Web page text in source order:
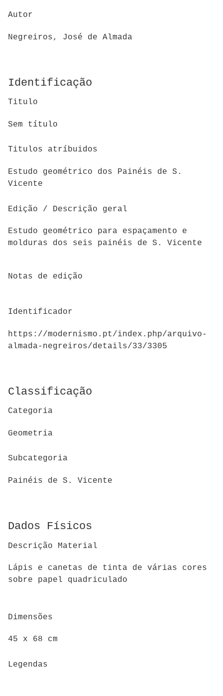
Autor
Negreiros, José de Almada
Identificação
Titulo
Sem título
Titulos atríbuidos
Estudo geométrico dos Painéis de S.
Vicente
Edição / Descrição geral
Estudo geométrico para espaçamento e
molduras dos seis painéis de S. Vicente
Notas de edição
Identificador
https://modernismo.pt/index.php/arquivo-
almada-negreiros/details/33/3305
Classificação
Categoria
Geometria
Subcategoria
Painéis de S. Vicente
Dados Físicos
Descrição Material
Lápis e canetas de tinta de várias cores
sobre papel quadriculado
Dimensões
45 x 68 cm
Legendas